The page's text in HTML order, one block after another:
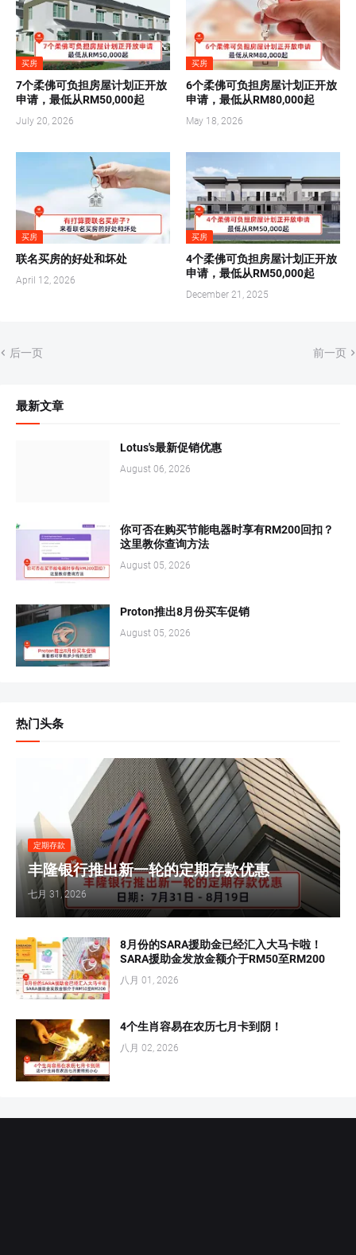
买房
7个柔佛可负担房屋计划正开放
申请，最低从RM50,000起
July 20, 2026
买房
6个柔佛可负担房屋计划正开放
申请，最低从RM80,000起
May 18, 2026
买房
联名买房的好处和坏处
April 12, 2026
买房
4个柔佛可负担房屋计划正开放
申请，最低从RM50,000起
December 21, 2025
后一页 前一页
最新文章
Lotus's最新促销优惠
August 06, 2026
你可否在购买节能电器时享有RM200回扣？
这里教你查询方法
August 05, 2026
Proton推出8月份买车促销
August 05, 2026
热门头条
定期存款
丰隆银行推出新一轮的定期存款优惠
七月 31, 2026
8月份的SARA援助金已经汇入大马卡啦！
SARA援助金发放金额介于RM50至RM200
八月 01, 2026
4个生肖容易在农历七月卡到阴！
八月 02, 2026